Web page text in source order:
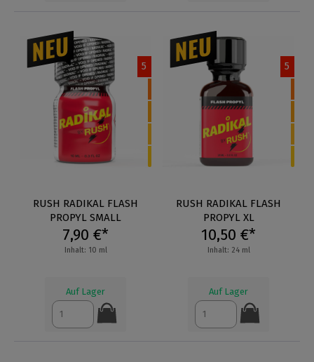
5
RUSH RADIKAL FLASH
PROPYL SMALL
7,90 €*
Inhalt: 10 ml
Auf Lager
5
RUSH RADIKAL FLASH
PROPYL XL
10,50 €*
Inhalt: 24 ml
Auf Lager